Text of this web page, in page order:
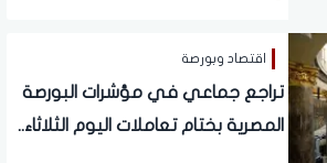
اقتصاد وبورصة
تراجع جماعي في مؤشرات البورصة
المصرية بختام تعاملات اليوم الثلاثاء..